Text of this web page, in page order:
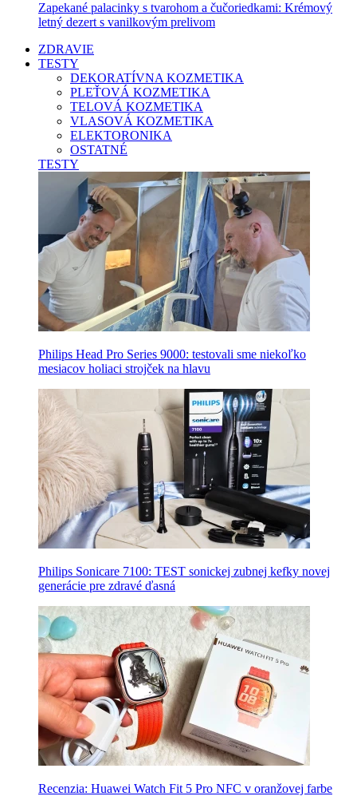
Zapekané palacinky s tvarohom a čučoriedkami: Krémový
letný dezert s vanilkovým prelivom
ZDRAVIE
TESTY
DEKORATÍVNA KOZMETIKA
PLEŤOVÁ KOZMETIKA
TELOVÁ KOZMETIKA
VLASOVÁ KOZMETIKA
ELEKTORONIKA
OSTATNÉ
TESTY
Philips Head Pro Series 9000: testovali sme niekoľko
mesiacov holiaci strojček na hlavu
Philips Sonicare 7100: TEST sonickej zubnej kefky novej
generácie pre zdravé ďasná
Recenzia: Huawei Watch Fit 5 Pro NFC v oranžovej farbe